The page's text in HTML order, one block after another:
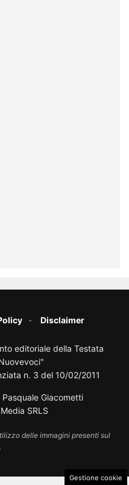
Disclaimer
editoriale della Testata
n. 3 del 10/02/2011
Pasquale Giacometti
SRLS
delle immagini presenti sul
Gestione cookie